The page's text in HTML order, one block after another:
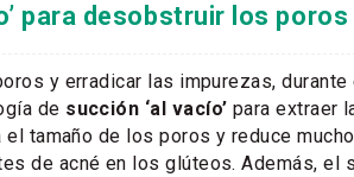
para desobstruir los poros
y erradicar las impurezas,
de succión ‘al vacío’ para extraer
el tamaño de los poros y reduce
de acné en los glúteos. Además, el